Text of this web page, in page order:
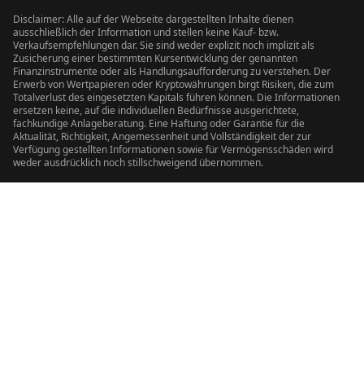
Disclaimer: Alle auf der Webseite dargestellten Inhalte dienen
ausschließlich der Information und stellen keine Kauf- bzw.
Verkaufsempfehlungen dar. Sie sind weder explizit noch implizit als
Zusicherung einer bestimmten Kursentwicklung der genannten
Finanzinstrumente oder als Handlungsaufforderung zu verstehen. Der
Erwerb von Wertpapieren oder Kryptowährungen birgt Risiken, die zum
Totalverlust des eingesetzten Kapitals führen können. Die Informationen
ersetzen keine, auf die individuellen Bedürfnisse ausgerichtete,
fachkundige Anlageberatung. Eine Haftung oder Garantie für die
Aktualität, Richtigkeit, Angemessenheit und Vollständigkeit der zur
Verfügung gestellten Informationen sowie für Vermögensschäden wird
weder ausdrücklich noch stillschweigend übernommen.